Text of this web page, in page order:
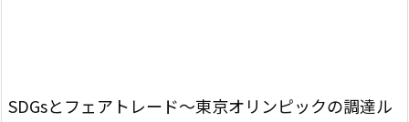
SDGsとフェアトレード～東京オリンピックの調達ル